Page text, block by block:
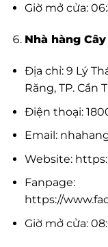
Giờ mở cửa:
Nhà hàng
Địa chỉ: 9 Lý
Răng, TP. Cần
Điện thoại:
Email:
Website:
Fanpage:
https://
Giờ mở cửa: